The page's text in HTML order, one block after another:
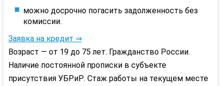
можно досрочно погасить задолженность без
комиссии.
Заявка на кредит ⇒
Возраст — от 19 до 75 лет. Гражданство России.
Наличие постоянной прописки в субъекте
присутствия УБРиР. Стаж работы на текущем месте